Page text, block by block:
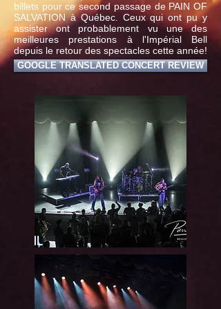
billets pour ce second passage de PAIN OF
SALVATION à Québec. Ceux qui ont pu y
assister ont probablement vu une des
meilleures prestations à l'Impérial Bell
depuis le retour des spectacles cette année!
GOOGLE TRANSLATED CONCERT REVIEW